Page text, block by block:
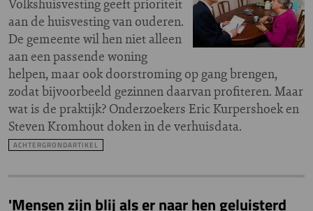
Volkshuisvesting geeft prioriteit
aan de huisvesting van ouderen.
De gemeente wil hen niet alleen
aan een passende woning
helpen, maar ook doorstroming op gang brengen,
zodat bijvoorbeeld gezinnen daarvan profiteren. Maar
wat is de praktijk? Onderzoekers Eric Kurpershoek en
Steven Kromhout doken in de verhuisdata.
ACHTERGRONDARTIKEL
'Mensen zijn blij als er naar hen geluisterd